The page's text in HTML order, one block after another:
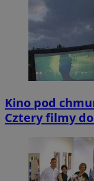
Kino pod
Cztery filmy